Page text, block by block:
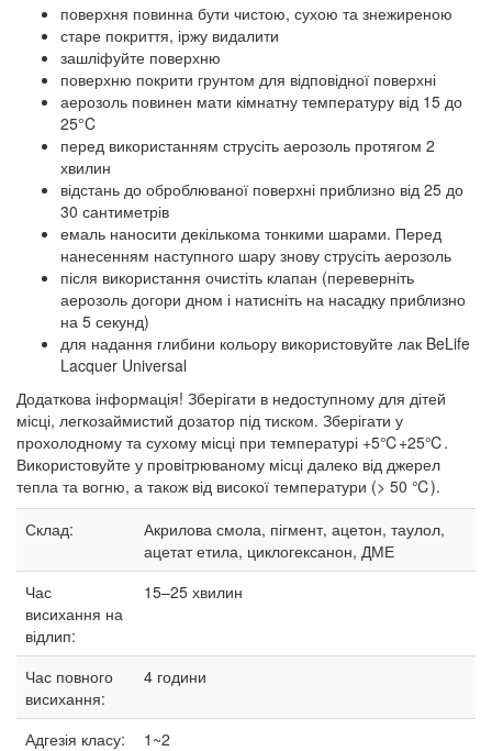
поверхня повинна бути чистою, сухою та знежиреною
старе покриття, іржу видалити
зашліфуйте поверхню
поверхню покрити грунтом для відповідної поверхні
аерозоль повинен мати кімнатну температуру від 15 до
25°C
перед використанням струсіть аерозоль протягом 2
хвилин
відстань до оброблюваної поверхні приблизно від 25 до
30 сантиметрів
емаль наносити декількома тонкими шарами. Перед
нанесенням наступного шару знову струсіть аерозоль
після використання очистіть клапан (переверніть
аерозоль догори дном і натисніть на насадку приблизно
на 5 секунд)
для надання глибини кольору використовуйте лак BeLife
Lacquer Universal
Додаткова інформація! Зберігати в недоступному для дітей
місці, легкозаймистий дозатор під тиском. Зберігати у
прохолодному та сухому місці при температурі +5℃+25℃.
Використовуйте у провітрюваному місці далеко від джерел
тепла та вогню, а також від високої температури (> 50 ℃).
Склад:
Акрилова смола, пігмент, ацетон, таулол,
ацетат етила, циклогексанон, ДМЕ
Час
висихання на
відлип:
15–25 хвилин
Час повного
висихання:
4 години
Адгезія класу:
1~2